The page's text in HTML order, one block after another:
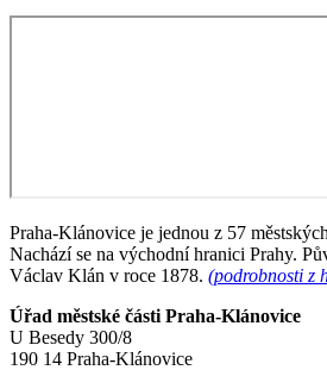
Praha-Klánovice je jednou z 57
Nachází se na východní hranici Prahy.
Václav Klán v roce 1878. (podrobnosti z
Úřad městské části Praha-Klánovice
U Besedy 300/8
190 14 Praha-Klánovice